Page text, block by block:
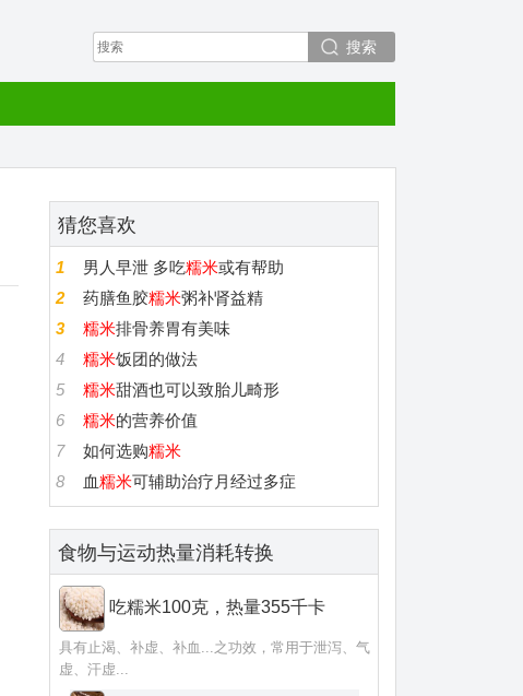
搜索
猜您喜欢
1 男人早泄 多吃糯米或有帮助
2
药膳鱼胶糯米粥补肾益精
3
糯米排骨养胃有美味
4
糯米饭团的做法
5
糯米甜酒也可以致胎儿畸形
6
糯米的营养价值
7
如何选购糯米
8
血糯米可辅助治疗月经过多症
食物与运动热量消耗转换
吃糯米100克，热量355千卡
具有止渴、补虚、补血...之功效，常用于泄泻、气
虚、汗虚...